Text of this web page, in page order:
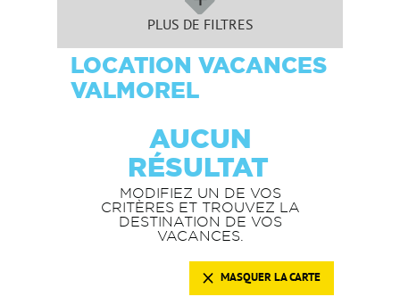
PLUS DE FILTRES
LOCATION VACANCES
VALMOREL
AUCUN
RÉSULTAT
MODIFIEZ UN DE VOS
CRITÈRES ET TROUVEZ LA
DESTINATION DE VOS
VACANCES.
MASQUER LA CARTE